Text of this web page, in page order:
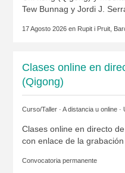
Tew Bunnag y Jordi J.
17 Agosto 2026 en Rupit i Pruit,
Clases online en
(Qigong)
Curso/Taller · A distancia u online ·
Clases online en directo
con enlace de la grabación
Convocatoria permanente